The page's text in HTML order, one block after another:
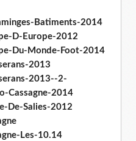
Batiments-2014
D-Europe-2012
Du-Monde-Foot-2014
2013
2013--2-
Cassagne-2014
De-Salies-2012
Les-10.14